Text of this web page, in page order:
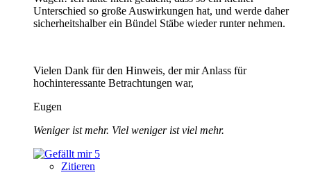
Unterschied so große Auswirkungen hat, und werde daher
sicherheitshalber ein Bündel Stäbe wieder runter nehmen.
Vielen Dank für den Hinweis, der mir Anlass für
hochinteressante Betrachtungen war,
Eugen
Weniger ist mehr. Viel weniger ist viel mehr.
5
Zitieren